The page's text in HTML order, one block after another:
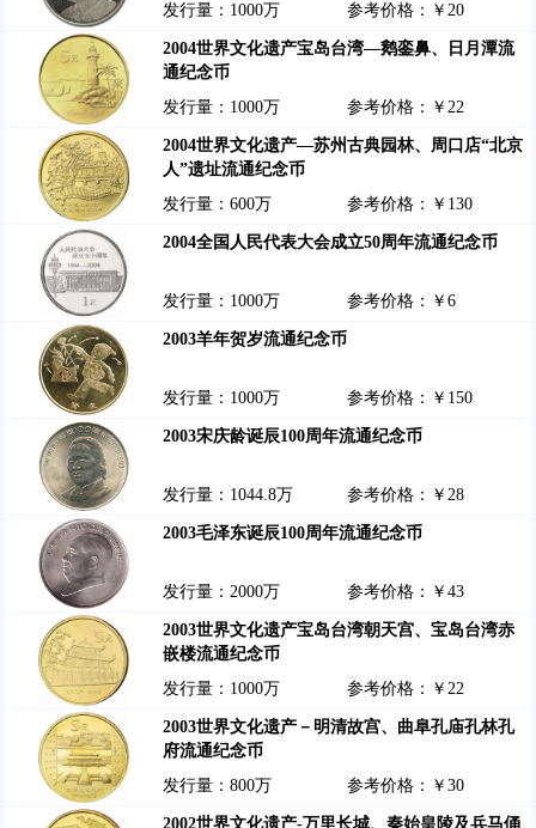
发行量：1000万 参考价格：￥20
2004世界文化遗产宝岛台湾—鹅銮鼻、日月潭流
通纪念币
发行量：1000万
参考价格：￥22
2004世界文化遗产—苏州古典园林、周口店“北京
人”遗址流通纪念币
发行量：600万
参考价格：￥130
2004全国人民代表大会成立50周年流通纪念币
发行量：1000万 参考价格：￥6
2003羊年贺岁流通纪念币
发行量：1000万 参考价格：￥150
2003宋庆龄诞辰100周年流通纪念币
发行量：1044.8万 参考价格：￥28
2003毛泽东诞辰100周年流通纪念币
发行量：2000万 参考价格：￥43
2003世界文化遗产宝岛台湾朝天宫、宝岛台湾赤
嵌楼流通纪念币
发行量：1000万
参考价格：￥22
2003世界文化遗产－明清故宫、曲阜孔庙孔林孔
府流通纪念币
发行量：800万
参考价格：￥30
2002世界文化遗产-万里长城、秦始皇陵及兵马俑